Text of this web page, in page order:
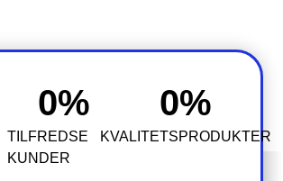
TILFREDSE
KUNDER
0%
KVALITETSPRODUKTER
0%